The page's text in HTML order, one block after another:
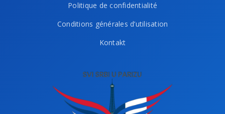
Politique de confidentialité
Conditions générales d’utilisation
Kontakt